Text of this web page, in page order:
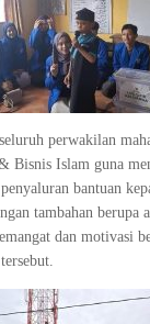
perwakilan
Bisnis Islam guna
bantuan
tambahan berupa
dan motivasi